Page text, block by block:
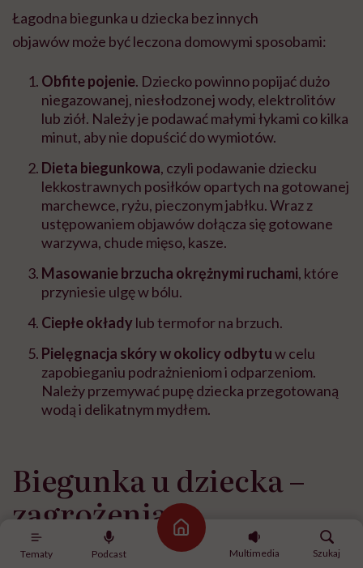
Tematy Podcast
Strona główna
Multimedia
Szukaj
Łagodna biegunka u dziecka bez innych
objawów może być leczona domowymi sposobami:
Obfite pojenie. Dziecko powinno popijać dużo
niegazowanej, niesłodzonej wody, elektrolitów
lub ziół. Należy je podawać małymi łykami co kilka
minut, aby nie dopuścić do wymiotów.
Dieta biegunkowa, czyli podawanie dziecku
lekkostrawnych posiłków opartych na gotowanej
marchewce, ryżu, pieczonym jabłku. Wraz z
ustępowaniem objawów dołącza się gotowane
warzywa, chude mięso, kasze.
Masowanie brzucha okrężnymi ruchami, które
przyniesie ulgę w bólu.
Ciepłe okłady lub termofor na brzuch.
Pielęgnacja skóry w okolicy odbytuw celu
zapobieganiu podrażnieniom i odparzeniom.
Należy przemywać pupę dziecka przegotowaną
wodą i delikatnym mydłem.
Biegunka u dziecka –
zagrożenia
Rozwolnienie najczęściej trwa kilka dni i ustępuje